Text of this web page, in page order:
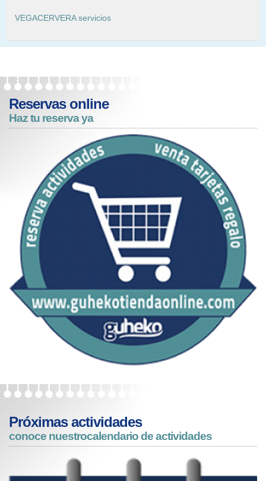
VEGACERVERA servicios
Reservas online
Haz tu reserva ya
Próximas actividades
conoce nuestrocalendario de actividades